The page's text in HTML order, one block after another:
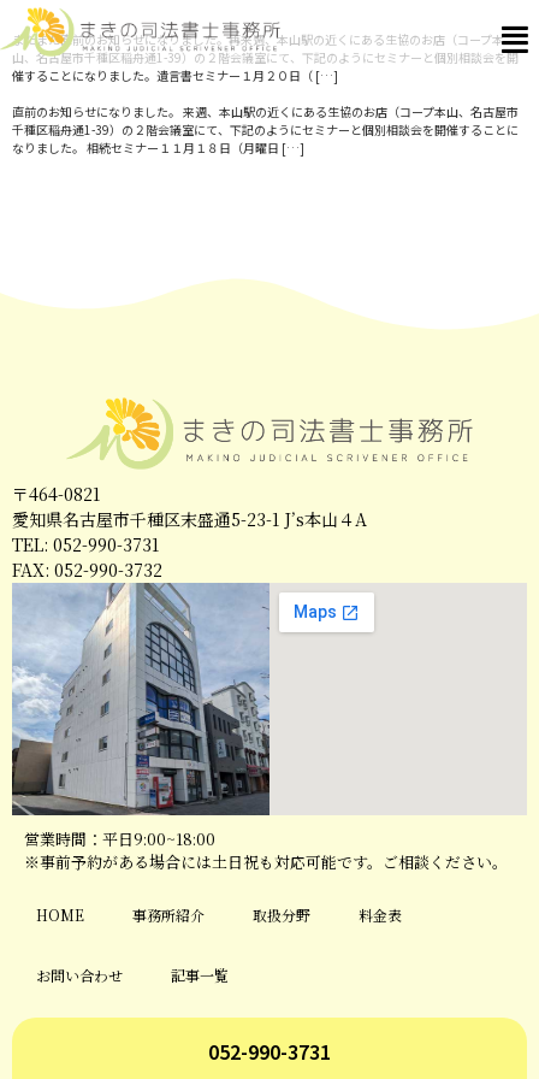
またまた直前のお知らせになりました。再来週、本山駅の近くにある生協のお店（コープ本
山、名古屋市千種区稲舟通1-39）の２階会議室にて、下記のようにセミナーと個別相談会を開
催することになりました。遺言書セミナー１月２０日（ […]
直前のお知らせになりました。 来週、本山駅の近くにある生協のお店（コープ本山、名古屋市
千種区稲舟通1-39）の２階会議室にて、下記のようにセミナーと個別相談会を開催することに
なりました。 相続セミナー１１月１８日（月曜日 […]
〒464-0821
愛知県名古屋市千種区末盛通5-23-1 J’s本山４A
TEL: 052-990-3731
FAX: 052-990-3732
営業時間：平日9:00~18:00
※事前予約がある場合には土日祝も対応可能です。ご相談ください。
HOME 事務所紹介 取扱分野 料金表
お問い合わせ 記事一覧
052-990-3731